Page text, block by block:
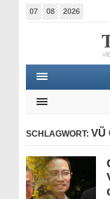
07 08 2026
SCHLAGWORT: VŨ